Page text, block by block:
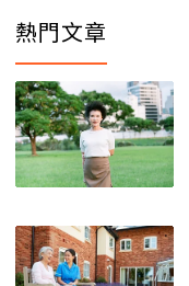
熱門文章